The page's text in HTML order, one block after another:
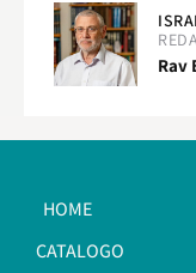
Rav
HOME
CATALOGO